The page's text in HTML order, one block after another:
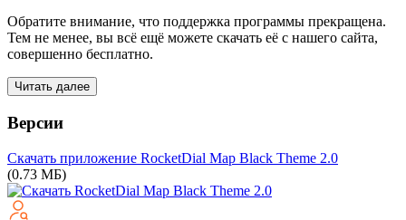
Обратите внимание, что поддержка программы прекращена.
Тем не менее, вы всё ещё можете скачать её с нашего сайта,
совершенно бесплатно.
Читать далее
Версии
Скачать приложение RocketDial Map Black Theme 2.0
(0.73 МБ)